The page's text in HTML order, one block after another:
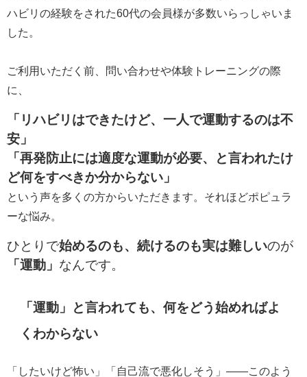
ハビリの経験をされた60代の会員様が多数いらっしゃいま
した。
ご利用いただく前、問い合わせや体験トレーニングの際
に、
「リハビリはできたけど、一人で運動するのは不
安」
「再発防止には適度な運動が必要、と言われたけ
ど何をすべきか分からない」
という声を多くの方からいただきます。それほどポピュラ
ーな悩み。
ひとりで始めるのも、続けるのも実は難しいのが
「運動」 なんです。
「運動」と言われても、何をどう始めればよ
くわからない
「したいけど怖い」「自己流で悪化しそう」――このよう